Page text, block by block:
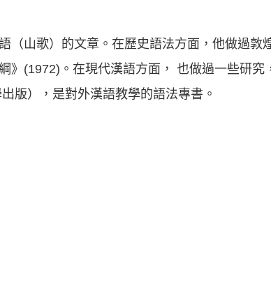
（山歌）的文章。在歷史語法方面，他做過敦
》(1972)。在現代漢語方面， 也做過一些研究
版），是對外漢語教學的語法專書。